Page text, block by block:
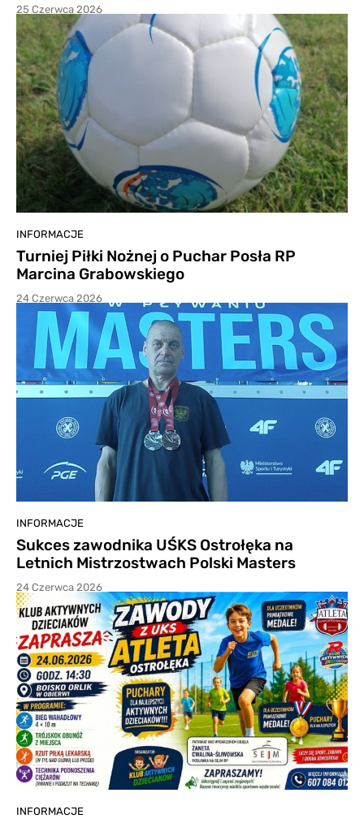
25 Czerwca 2026
INFORMACJE
Turniej Piłki Nożnej o Puchar Posła RP
Marcina Grabowskiego
24 Czerwca 2026
INFORMACJE
Sukces zawodnika UŚKS Ostrołęka na
Letnich Mistrzostwach Polski Masters
24 Czerwca 2026
INFORMACJE